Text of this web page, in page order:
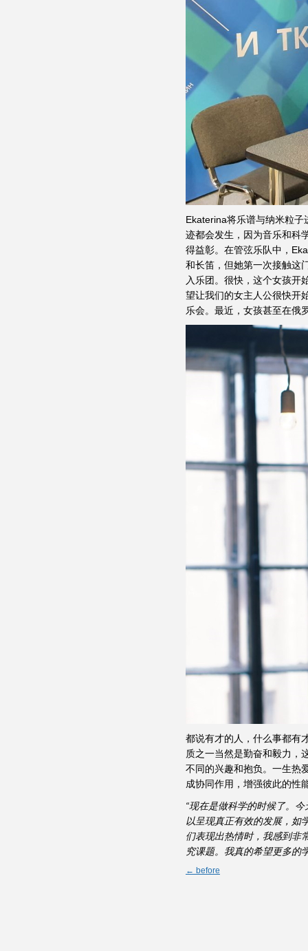
Ekaterina将乐谱与纳米粒
迹都会发生，因为音乐和科
得益彰。在管弦乐队中，
和长笛，但她第一次接触这
入乐团。很快，这个女孩开
望让我们的女主人公很快开
乐会。最近，女孩甚至在俄
都说有才的人，什么事都有
质之一当然是勤奋和毅力，
不同的兴趣和抱负。一生热
成协同作用，增强彼此的性
“现在是做科学的时候了。
以呈现真正有效的发展，如
们表现出热情时，我感到非
究课题。我真的希望更多的
← before